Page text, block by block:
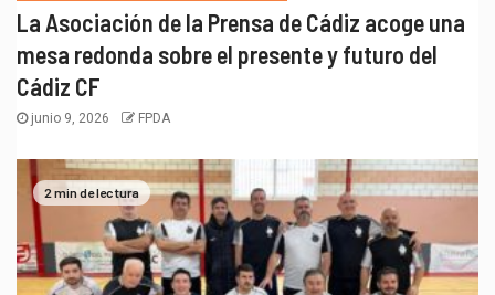
La Asociación de la Prensa de Cádiz acoge una
mesa redonda sobre el presente y futuro del
Cádiz CF
junio 9, 2026 FPDA
2 min de lectura